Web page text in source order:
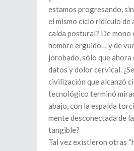
estamos progresando,
el mismo ciclo ridículo de
caída postural? De mono
hombre erguido… y de
jorobado, sólo que ahora
datos y dolor cervical.
civilización que alcanzó
tecnológico terminó
abajo, con la espalda
mente desconectada de
tangible?
Tal vez existieron otras